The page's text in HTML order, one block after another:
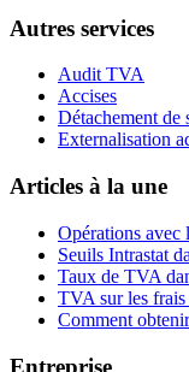
Autres services
Audit TVA
Accises
Détachement de
Externalisation
Articles à la une
Opérations avec
Seuils Intrastat
Taux de TVA
TVA sur les frais
Comment
Entreprise